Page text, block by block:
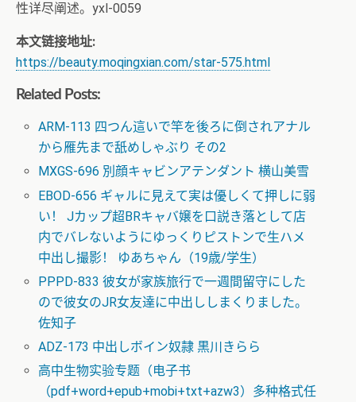
性详尽阐述。yxl-0059
本文链接地址:
https://beauty.moqingxian.com/star-575.html
Related Posts:
ARM-113 四つん這いで竿を後ろに倒されアナル
から雁先まで舐めしゃぶり その2
MXGS-696 別顔キャビンアテンダント 横山美雪
EBOD-656 ギャルに見えて実は優しくて押しに弱
い！ Jカップ超BRキャバ嬢を口説き落として店
内でバレないようにゆっくりピストンで生ハメ
中出し撮影！ ゆあちゃん（19歳/学生）
PPPD-833 彼女が家族旅行で一週間留守にした
ので彼女のJR女友達に中出ししまくりました。
佐知子
ADZ-173 中出しボイン奴隷 黒川きらら
高中生物实验专题（电子书
（pdf+word+epub+mobi+txt+azw3）多种格式任